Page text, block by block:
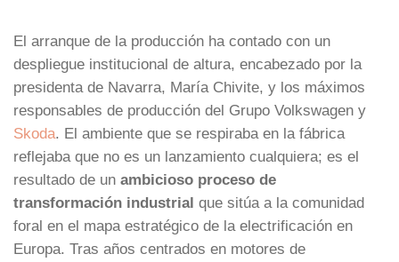
El arranque de la producción ha contado con un
despliegue institucional de altura, encabezado por la
presidenta de Navarra, María Chivite, y los máximos
responsables de producción del Grupo Volkswagen y
Skoda. El ambiente que se respiraba en la fábrica
reflejaba que no es un lanzamiento cualquiera; es el
resultado de un ambicioso proceso de
transformación industrial que sitúa a la comunidad
foral en el mapa estratégico de la electrificación en
Europa. Tras años centrados en motores de